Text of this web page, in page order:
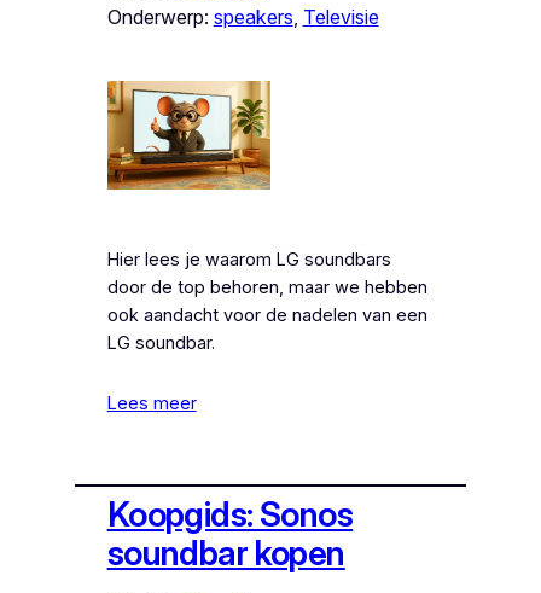
Onderwerp: speakers Televisie
Hier lees je waarom LG soundbars
door de top behoren, maar we hebben
ook aandacht voor de nadelen van een
LG soundbar.
Lees meer
Koopgids: Sonos
soundbar kopen